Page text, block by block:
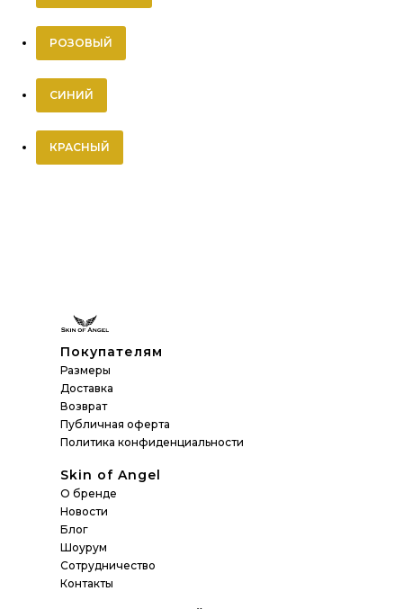
РОЗОВЫЙ
СИНИЙ
КРАСНЫЙ
Покупателям
Размеры
Доставка
Шоурум
Новости
Блог
Контакты
Сотрудничество
О бренде
Публичная оферта
Политика конфиденциальности
Возврат
Skin of Angel